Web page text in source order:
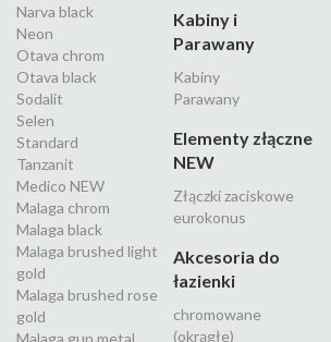
Narva black
Neon
Otava chrom
Otava black
Sodalit
Selen
Standard
Tanzanit
Medico NEW
Malaga chrom
Malaga black
Malaga brushed light
gold
Malaga brushed rose
gold
Malaga gun metal
Kabiny i
Parawany
Kabiny
Parawany
Elementy złączne
NEW
Złączki zaciskowe
eurokonus
Akcesoria do
łazienki
chromowane
(okrągłe)